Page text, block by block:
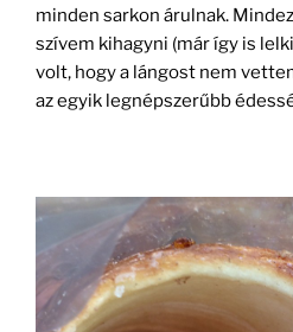
minden sarkon árulnak.
szívem kihagyni (már így is
volt, hogy a lángost nem
az egyik legnépszerűbb